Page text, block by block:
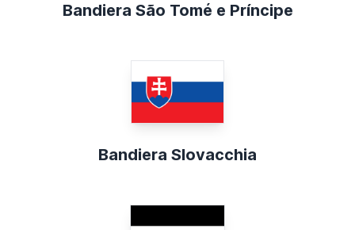
Bandiera São Tomé e Príncipe
Bandiera Slovacchia